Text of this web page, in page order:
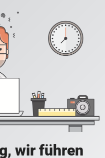
wir führen